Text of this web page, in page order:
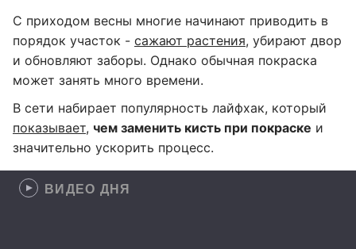
С приходом весны многие начинают приводить в
порядок участок - сажают растения, убирают двор
и обновляют заборы. Однако обычная покраска
может занять много времени.
В сети набирает популярность лайфхак, который
показывает, чем заменить кисть при покраске и
значительно ускорить процесс.
ВИДЕО ДНЯ